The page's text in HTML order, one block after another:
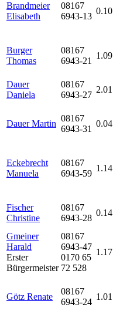
Brandmeier
Elisabeth
08167
6943-13
0.10
Burger
Thomas
08167
6943-21
1.09
Dauer
Daniela
08167
6943-27
2.01
Dauer Martin
08167
6943-31
0.04
Eckebrecht
Manuela
08167
6943-59
1.14
Fischer
Christine
08167
6943-28
0.14
Gmeiner
Harald
Erster
Bürgermeister
08167
6943-47
0170 65
72 528
1.17
Götz Renate
08167
6943-24
1.01